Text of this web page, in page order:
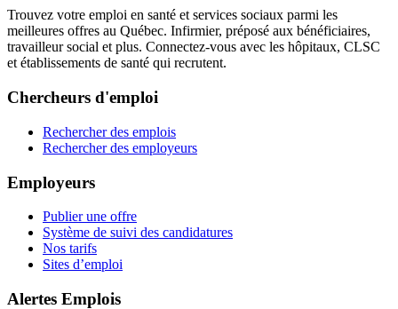
Trouvez votre emploi en santé et services sociaux parmi les
meilleures offres au Québec. Infirmier, préposé aux bénéficiaires,
travailleur social et plus. Connectez-vous avec les hôpitaux, CLSC
et établissements de santé qui recrutent.
Chercheurs d'emploi
Rechercher des emplois
Rechercher des employeurs
Employeurs
Publier une offre
Système de suivi des candidatures
Nos tarifs
Sites d’emploi
Alertes Emplois